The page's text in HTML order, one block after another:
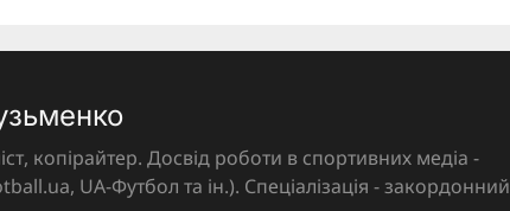
копірайтер. Досвід роботи в спортивних медіа -
UA-Футбол та ін.). Спеціалізація - закордонний